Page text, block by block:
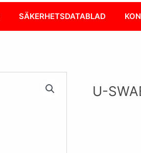
SÄKERHETSDATABLAD
U-